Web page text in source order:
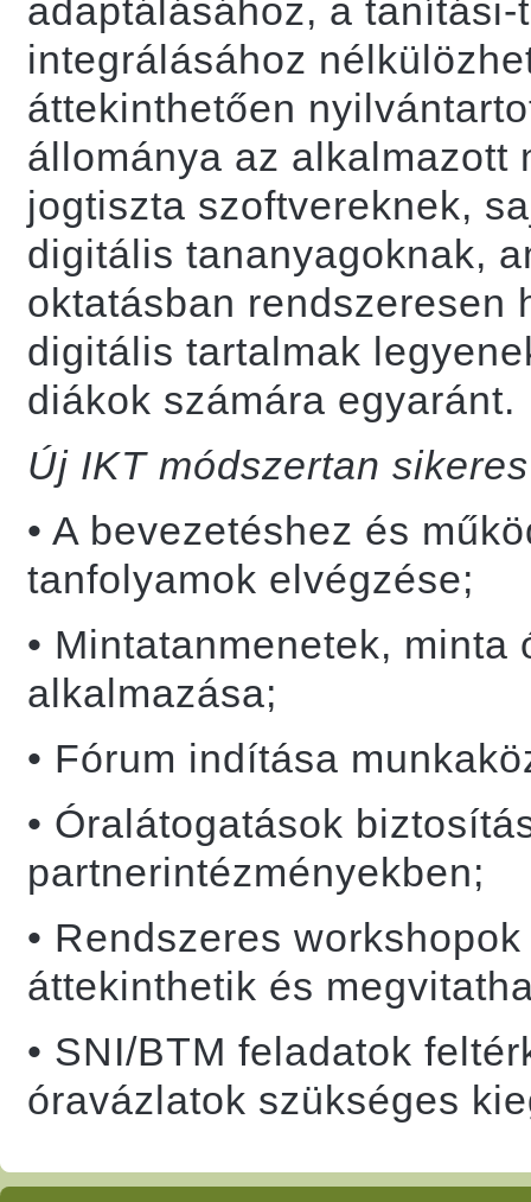
adaptálásához, a
integrálásához
áttekinthetően
állománya az alkalmazott
jogtiszta szoftvereknek,
digitális tananyagoknak,
oktatásban rendszeresen
digitális tartalmak
diákok számára egyaránt.
Új IKT módszertan
• A bevezetéshez és
tanfolyamok elvégzése;
• Mintatanmenetek,
alkalmazása;
• Fórum indítása
• Óralátogatások
partnerintézményekben;
• Rendszeres
áttekinthetik és
• SNI/BTM feladatok
óravázlatok szükséges